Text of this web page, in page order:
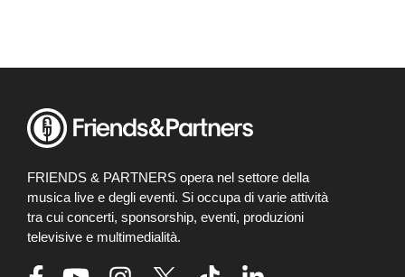
FRIENDS & PARTNERS opera nel settore della
musica live e degli eventi. Si occupa di varie attività
tra cui concerti, sponsorship, eventi, produzioni
televisive e multimedialità.